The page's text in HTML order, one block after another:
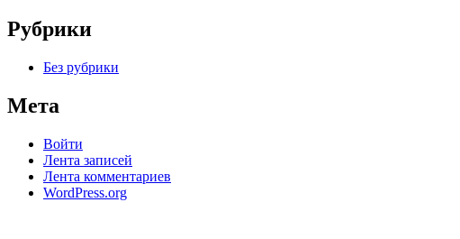
Рубрики
Без рубрики
Мета
Войти
Лента записей
Лента комментариев
WordPress.org